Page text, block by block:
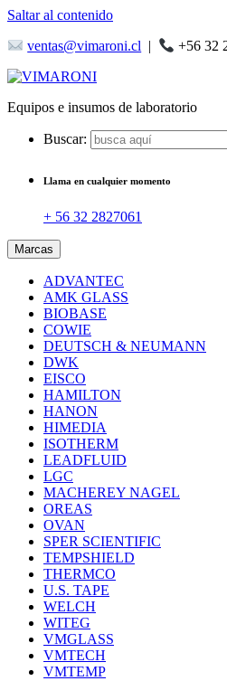
Saltar al contenido
ventas@vimaroni.cl | +56 32
Equipos e insumos de laboratorio
Buscar:
Llama en cualquier momento
+ 56 32 2827061
Marcas
ADVANTEC
AMK GLASS
BIOBASE
COWIE
DEUTSCH & NEUMANN
DWK
EISCO
HAMILTON
HANON
HIMEDIA
ISOTHERM
LEADFLUID
LGC
MACHEREY NAGEL
OREAS
OVAN
SPER SCIENTIFIC
TEMPSHIELD
THERMCO
U.S. TAPE
WELCH
WITEG
VMGLASS
VMTECH
VMTEMP